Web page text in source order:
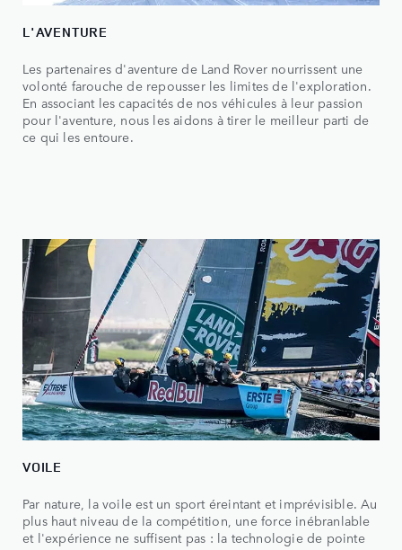
L'AVENTURE
Les partenaires d'aventure de Land Rover nourrissent une
volonté farouche de repousser les limites de l'exploration.
En associant les capacités de nos véhicules à leur passion
pour l'aventure, nous les aidons à tirer le meilleur parti de
ce qui les entoure.
VOILE
Par nature, la voile est un sport éreintant et imprévisible. Au
plus haut niveau de la compétition, une force inébranlable
et l'expérience ne suffisent pas : la technologie de pointe